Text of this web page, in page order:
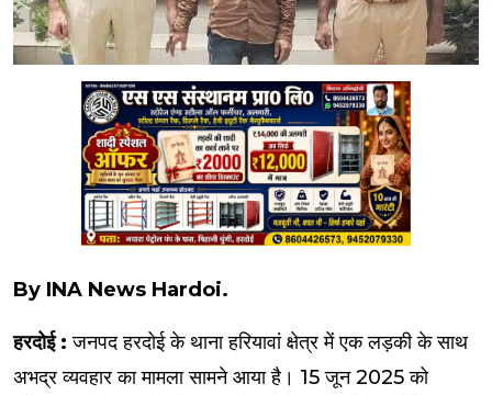
By INA News Hardoi.
हरदोई :जनपद हरदोई के थाना हरियावां क्षेत्र में एक लड़की के साथ
अभद्र व्यवहार का मामला सामने आया है। 15 जून 2025 को